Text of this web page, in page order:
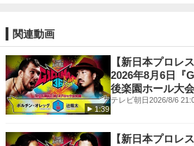
⇒https://www.amazon.co.jp/channels/
《初回7日間無料》
★NJPW WORLD 公式SNS
X -https://twitter.com/njpwworld
Facebook -https://www.facebook.com/
Instagram -https://www.instagram.com/
関連動画
1:39
【新日本プロレ
2026年8月6日『
後楽園ホール大会
テレビ朝日2026/8/6
【新日本プロレ